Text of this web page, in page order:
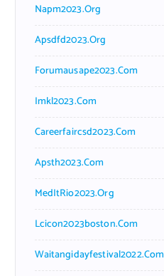
Napm2023.org
Apsdfd2023.org
Forumausape2023.com
Imkl2023.com
Careerfaircsd2023.com
Apsth2023.com
MedItRio2023.org
Lcicon2023boston.com
Waitangidayfestival2022.com